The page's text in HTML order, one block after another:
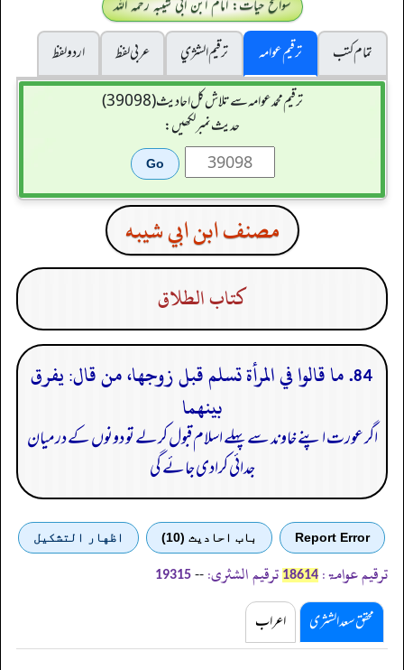
سوانح حیات: امام ابن ابی شیبہ رحمہ اللہ
تمام کتب
ترقیم عوامہ ترقيم الشژي عربی لفظ
اردو لفظ
ترقیم محمدعوامہ سے تلاش کل احادیث (39098)
حدیث نمبر لکھیں:
مصنف ابن ابي شيبه
كتاب الطلاق
84. ما قالوا في المرأة تسلم قبل زوجها، من قال: يفرق
بينهما
اگر عورت اپنے خاوند سے پہلے اسلام قبول کرلے تو دونوں کے درمیان
جدائی کرادی جائے گی
Report Error باب احادیث (10) اظهار التشكيل
ترقیم عوامۃ: 18614 ترقیم الشثری: --
19315
محقق سعد الشثری اعراب